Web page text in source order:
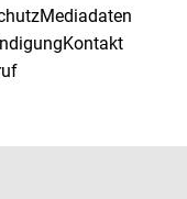
Mediadaten
Kontakt